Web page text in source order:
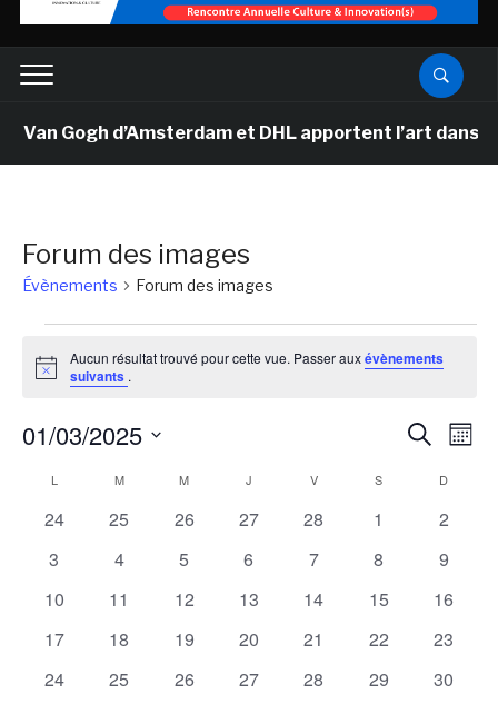
Van Gogh d’Amsterdam et DHL apportent l’art dans
Forum des images
Évènements Forum des images
Notice
Aucun résultat trouvé pour cette vue. Passer auxévènements
suivants .
de
Mois
01/03/2025
date.
Calendrier
de
Évènements
LLUNDI MMARDI M MERCREDI
J VVENDREDIS D
0
24
0
25
0
26
0
27
0
28
0
1
0
2
0
3
0
4
0
5
0
6
0
7
0
8
0
9
0
10
0
11
0
12
0
13
0
14
0
15
0
16
0
17
0
18
0
19
0
20
0
21
0
22
0
23
0
24
0
25
0
26
0
27
0
28
0
29
0
30